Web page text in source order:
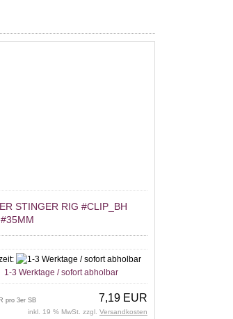
STINGER RIG #CLIP_BH
1-3 Werktage / sofort abholbar
7,19 EUR
pro 3er SB
inkl. 19 % MwSt. zzgl. Versandkosten